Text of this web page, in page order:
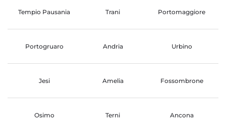
Tempio Pausania Trani Portomaggiore
Portogruaro Andria Urbino
Jesi Amelia Fossombrone
Osimo Terni Ancona